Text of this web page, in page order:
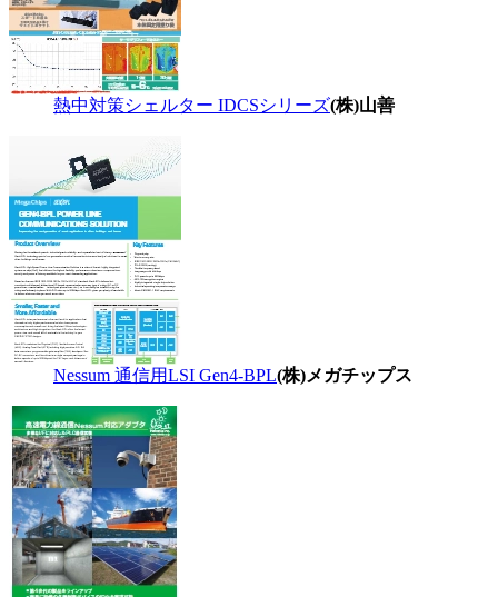
熱中対策シェルター IDCSシリーズ(株)山善
Nessum 通信用LSI Gen4-BPL(株)メガチップス